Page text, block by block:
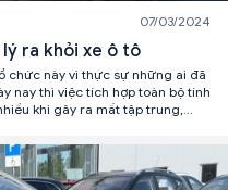
07/03/2024
ra khỏi xe ô tô
chức này vì thực sự những ai đã
nay thì việc tích hợp toàn bộ tính
khi gây ra mất tập trung,